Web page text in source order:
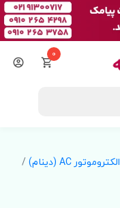
0
الکتروموتور AC (دینام)
/